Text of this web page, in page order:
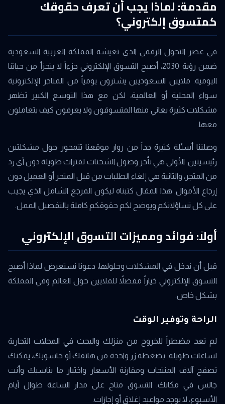
مقدمة: لماذا يجب أن تعرف حقوقك
كمتسوق إلكتروني؟
في عصر التحول الرقمي الذي تعيشه المملكة العربية السعودية
ضمن رؤية 2030، أصبح التسوق الإلكتروني جزءاً لا يتجزأ من حياتنا
اليومية. ملايين السعوديين يشترون يومياً من المتاجر الإلكترونية
سواء المحلية أو العالمية، لكن مع هذا التوسع الكبير تظهر
مشكلات كثيرة يعاني منها المتسوقون ولا يعرفون كيف يتعاملون
معها.
وصلتنا أسئلة كثيرة جداً من زوار موقعنا تتمحور حول مشكلتين
رئيسيتين: الأولى هي تأخر وصول الشحنات لفترات طويلة دون أي رد
من المتجر، والثانية هي إلغاء الطلبات من قبل المتجر أو العميل دون
إرجاع الأموال. هذا المقال كتبناه ليكون المرجع الشامل الذي يجيب
على كل تساؤلاتكم ويوضح لكم حقوقكم كاملة بالتفصيل الممل.
أولاً: فوائد ومميزات التسوق الإلكتروني
قبل أن ندخل في المشكلات وحلولها، دعونا نستعرض لماذا أصبح
التسوق الإلكتروني خياراً مفضلاً للملايين حول العالم وفي المملكة
بشكل خاص.
الراحة وتوفير الوقت
لم تعد مضطراً للخروج من منزلك والبحث في المحلات التجارية
لساعات طويلة. بضغطة زر واحدة من هاتفك أو حاسوبك، يمكنك
تصفح آلاف المنتجات ومقارنة الأسعار واختيار ما يناسبك وأنت
جالس في مكانك. التسوق متاح على مدار الساعة طوال أيام
الأسبوع، لا يوجد مواعيد إغلاق أو إجازات.